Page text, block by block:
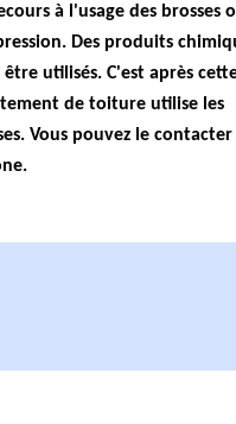
à l'usage des brosses
Des produits
utilisés. C'est après
de toiture utilise les
Vous pouvez le contacter